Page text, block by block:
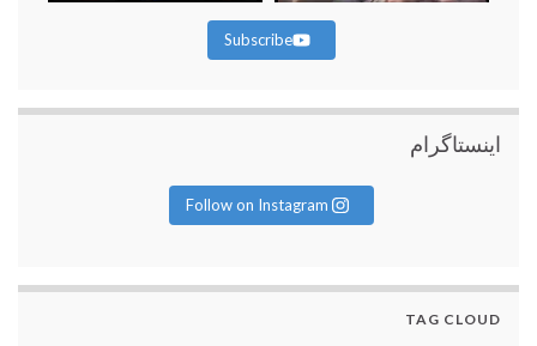
Subscribe
اینستاگرام
Follow on Instagram
TAG CLOUD